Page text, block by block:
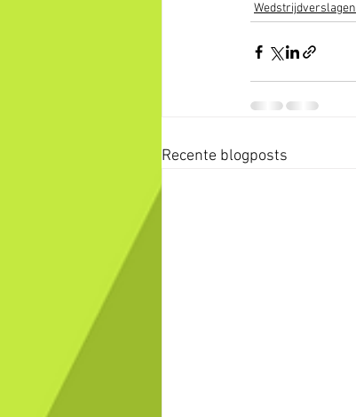
Wedstrijdverslagen
Recente blogposts